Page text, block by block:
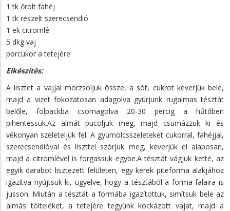
1 tk őrölt fahéj
1 tk reszelt szerecsendió
1 ek citromlé
5 dkg vaj
porcukor a tetejére
Elkészítés:
A lisztet a vajjal morzsoljuk össze, a sót, cukrot keverjük bele,
majd a vizet fokozatosan adagolva gyúrjunk rugalmas tésztát
belőle, folpackba csomagolva 20-30 percig a hűtőben
pihentessük.Az almát pucoljuk meg, majd csumázzuk ki és
vékonyan szeleteljük fel. A gyümölcsszeleteket cukorral, fahéjjal,
szerecsendióval és liszttel szórjuk meg, keverjük el alaposan,
majd a citromlével is forgassuk egybe.A tésztát vágjuk ketté, az
egyik darabot lisztezett felületen, egy kerek piteforma alakjához
igazítva nyújtsuk ki, ügyelve, hogy a tésztából a forma falaira is
jusson. Miután a tésztát a formába igazítottuk, simítsuk bele az
almás tölteléket, a tetejére tegyünk kockázott vajat, majd a